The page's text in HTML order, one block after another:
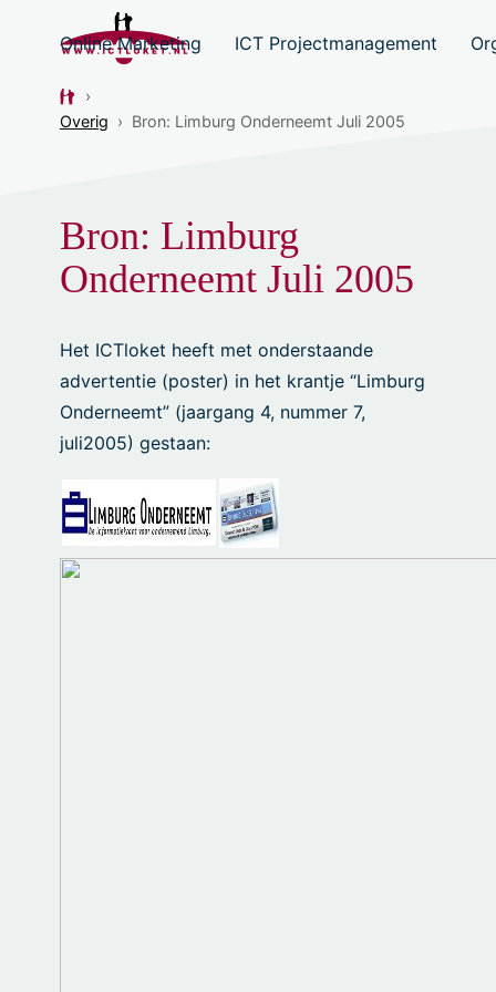
Online Marketing ICT Projectmanagement
›
Overig › Bron: Limburg Onderneemt Juli 2005
Bron: Limburg
Onderneemt Juli 2005
Het ICTloket heeft met onderstaande
advertentie (poster) in het krantje “Limburg
Onderneemt” (jaargang 4, nummer 7,
juli2005) gestaan: